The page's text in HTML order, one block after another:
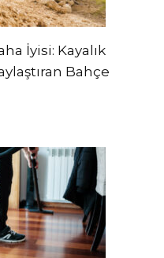
İyisi: Kayalık
Bahçe